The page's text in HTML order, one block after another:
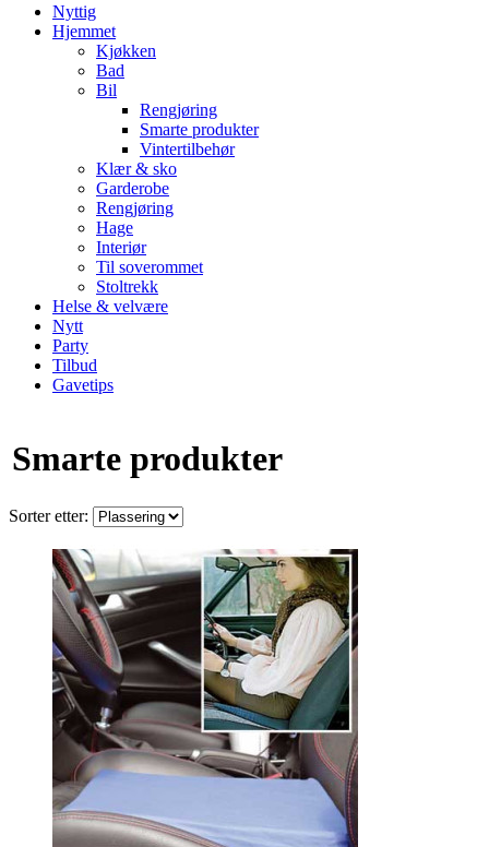
Nyttig
Hjemmet
Kjøkken
Bad
Bil
Rengjøring
Smarte produkter
Vintertilbehør
Klær & sko
Garderobe
Rengjøring
Hage
Interiør
Til soverommet
Stoltrekk
Helse & velvære
Nytt
Party
Tilbud
Gavetips
Smarte produkter
Sorter etter: